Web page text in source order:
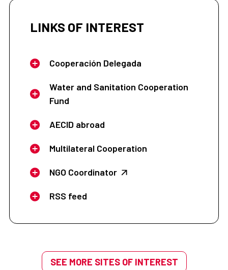
LINKS OF INTEREST
Cooperación Delegada
Water and Sanitation Cooperation
Fund
AECID abroad
Multilateral Cooperation
NGO Coordinator
RSS feed
SEE MORE SITES OF INTEREST